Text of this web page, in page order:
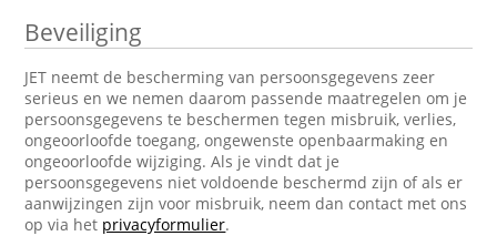
Beveiliging
JET neemt de bescherming van persoonsgegevens zeer
serieus en we nemen daarom passende maatregelen om je
persoonsgegevens te beschermen tegen misbruik, verlies,
ongeoorloofde toegang, ongewenste openbaarmaking en
ongeoorloofde wijziging. Als je vindt dat je
persoonsgegevens niet voldoende beschermd zijn of als er
aanwijzingen zijn voor misbruik, neem dan contact met ons
op via het privacyformulier.